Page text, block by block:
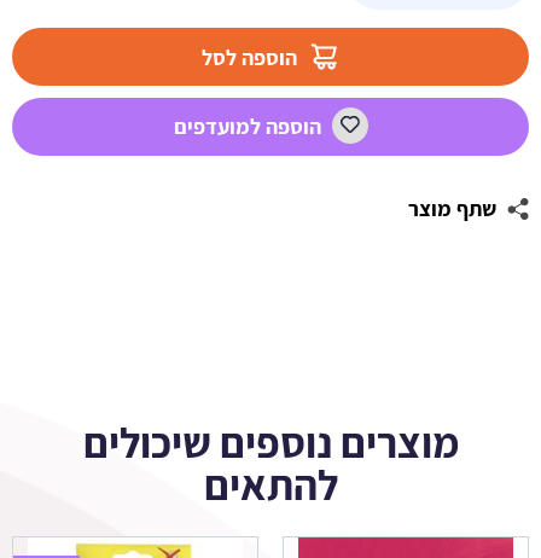
הלו
הוספה לסל
הוספה למועדפים
שתף מוצר
מוצרים נוספים שיכולים
להתאים